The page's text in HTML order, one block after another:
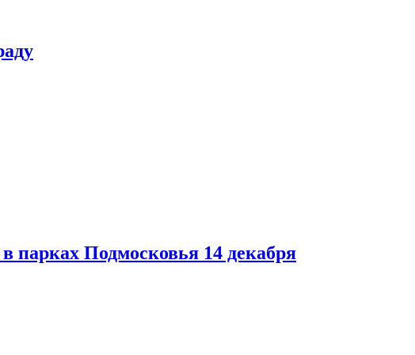
парках Подмосковья 14 декабря